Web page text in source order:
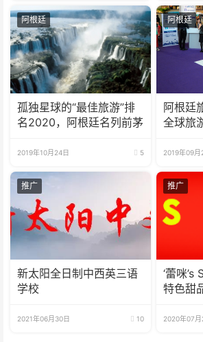
阿根廷
孤独星球的“最佳旅游”排
名2020，阿根廷名列前茅
2019年10月24日 5
阿根廷
阿根廷
全球旅
2019年09月
推广
新太阳全日制中西英三语
学校
2021年06月30日 10
推广
‘蕾咪
特色甜
2020年07月